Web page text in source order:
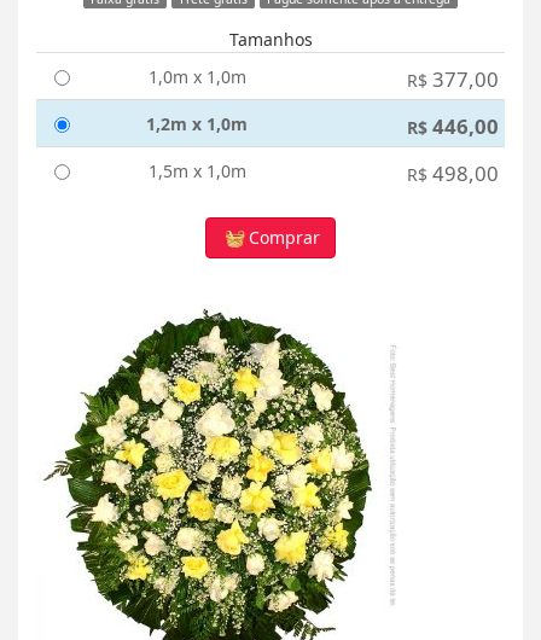
Tamanhos
1,0m x 1,0m
R$ 377,00
1,2m x 1,0m R$ 446,00
1,5m x 1,0m R$ 498,00
Comprar